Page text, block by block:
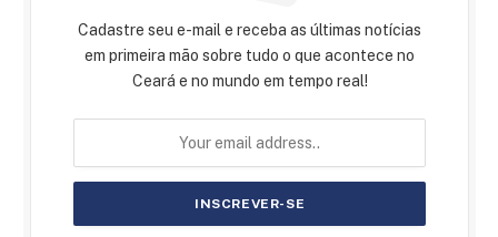
Cadastre seu e-mail e receba as últimas notícias
em primeira mão sobre tudo o que acontece no
Ceará e no mundo em tempo real!